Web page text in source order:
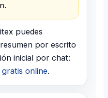
puedes
por escrito
inicial por chat:
online.